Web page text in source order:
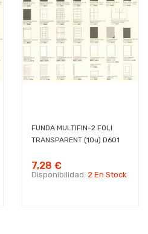
FUNDA MULTIFIN-2 FOLI
TRANSPARENT (10u) D601
7,28 €
Disponibilidad: 2 En Stock